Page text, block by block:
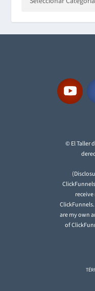
© El Taller
are my own
of